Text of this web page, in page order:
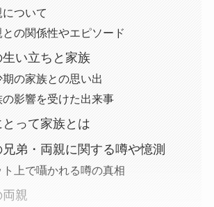
ついて
との関係性やエピソード
い立ちと家族
期の家族との思い出
の影響を受けた出来事
って家族とは
弟・両親に関する噂や憶測
ト上で囁かれる噂の真相
親